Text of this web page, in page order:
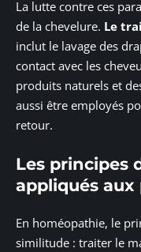
La lutte contre ces
de la chevelure. Le
inclut le lavage des
contact avec les
produits naturels et
aussi être employés
retour.
Les principes
appliqués aux
En homéopathie, le
similitude : traiter le